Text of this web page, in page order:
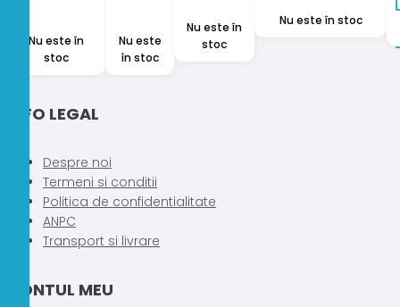
Nu este în
stoc
Nu este
în stoc
Nu este în
stoc
fost:
399,00 lei.
Nu este în stoc
INFO LEGAL
Despre noi
Termeni si conditii
Politica de confidentialitate
ANPC
Transport si livrare
CONTUL MEU